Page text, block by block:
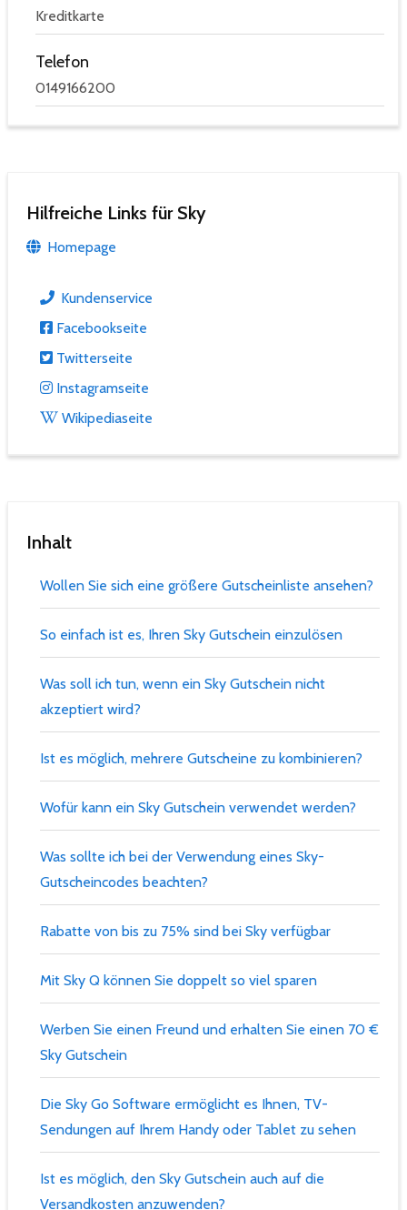
Kreditkarte
Telefon
0149166200
Hilfreiche Links für Sky
Homepage
Kundenservice
Facebookseite
Twitterseite
Instagramseite
Wikipediaseite
Inhalt
Wollen Sie sich eine größere Gutscheinliste ansehen?
So einfach ist es, Ihren Sky Gutschein einzulösen
Was soll ich tun, wenn ein Sky Gutschein nicht
akzeptiert wird?
Ist es möglich, mehrere Gutscheine zu kombinieren?
Wofür kann ein Sky Gutschein verwendet werden?
Was sollte ich bei der Verwendung eines Sky-
Gutscheincodes beachten?
Rabatte von bis zu 75% sind bei Sky verfügbar
Mit Sky Q können Sie doppelt so viel sparen
Werben Sie einen Freund und erhalten Sie einen 70 €
Sky Gutschein
Die Sky Go Software ermöglicht es Ihnen, TV-
Sendungen auf Ihrem Handy oder Tablet zu sehen
Ist es möglich, den Sky Gutschein auch auf die
Versandkosten anzuwenden?